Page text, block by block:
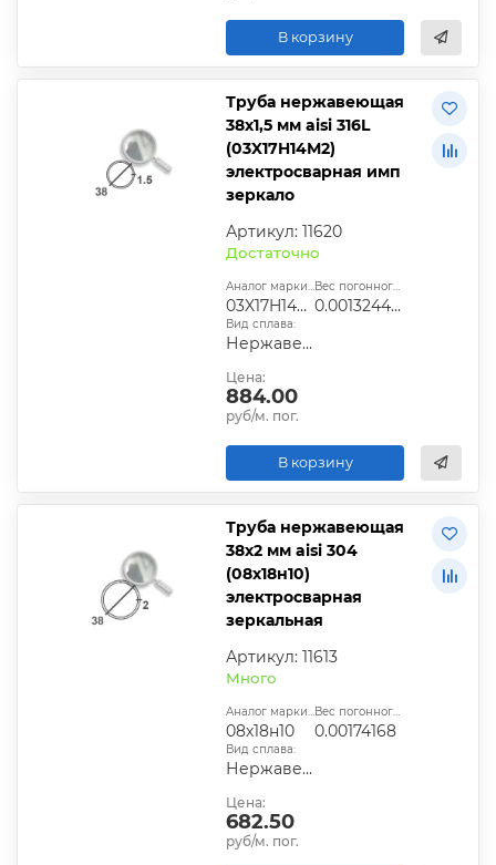
В корзину
Труба нержавеющая
38х1,5 мм aisi 316L
(03X17H14М2)
электросварная имп
зеркало
Артикул: 11620
Достаточно
Аналог марки стали:
03X17H14М2
Вес погонного метра, т.:
0.0013244025
Вид сплава:
Нержавеющая сталь
Цена:
884.00
руб/м. пог.
В корзину
Труба нержавеющая
38х2 мм aisi 304
(08х18н10)
электросварная
зеркальная
Артикул: 11613
Много
Аналог марки стали:
08х18н10
Вес погонного метра, т.:
0.00174168
Вид сплава:
Нержавеющая сталь
Цена:
682.50
руб/м. пог.